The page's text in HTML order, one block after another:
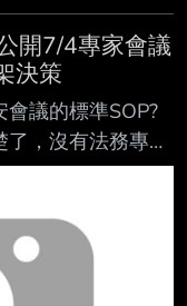
開7/4專家會議
決策
議的標準SOP?
，沒有法務專家
，一群人只討論最
法行政的身分，
法規做背書? 這
輯也是挺好的，